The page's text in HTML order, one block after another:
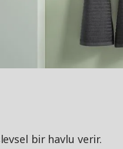
bir havlu verir.